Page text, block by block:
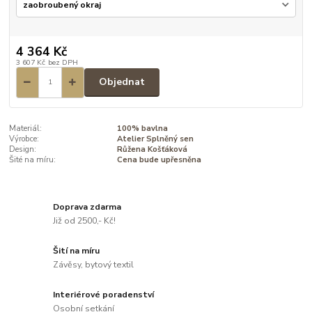
4 364 Kč
3 607 Kč bez DPH
Objednat
Materiál:
100% bavlna
Výrobce:
Atelier Splněný sen
Design:
Růžena Košťáková
Šité na míru:
Cena bude upřesněna
Doprava zdarma
Již od 2500,- Kč!
Šití na míru
Závěsy, bytový textil
Interiérové poradenství
Osobní setkání